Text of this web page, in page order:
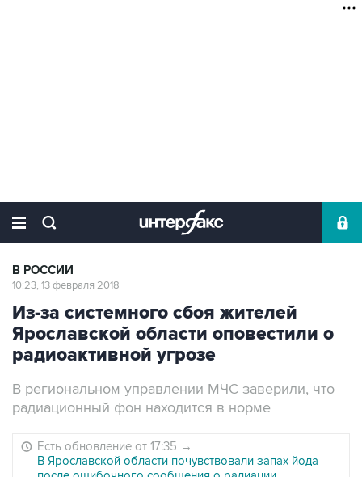
В РОССИИ
10:23, 13 февраля 2018
Из-за системного сбоя жителей
Ярославской области оповестили о
радиоактивной угрозе
В региональном управлении МЧС заверили, что
радиационный фон находится в норме
Есть обновление от 17:35 →
В Ярославской области почувствовали запах йода